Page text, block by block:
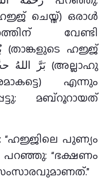
ചെയ്ത്) ഒരാൾ
വേണ്ടി
എന്നും
മബ്റൂറായത്